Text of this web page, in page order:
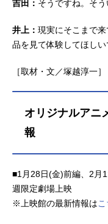
吉田： そうですね。そう
井上： 現実にそこまで
品を見て体験してほしい
［取材・文／塚越淳一］
オリジナルアニ
■1月28日(金)前編、2月
週限定劇場上映
※上映館の最新情報は